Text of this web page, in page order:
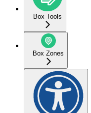
Box Tools
Box Zones